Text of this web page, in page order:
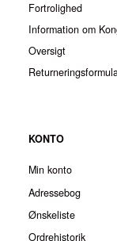
Fortrolighed
Information om
Oversigt
KONTO
Min konto
Adressebog
Ønskeliste
Ordrehistorik